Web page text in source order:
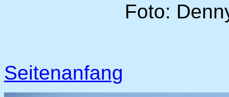
Foto:
Seitenanfang